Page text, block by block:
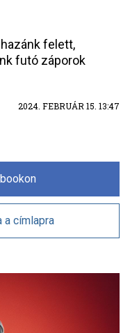
felett,
futó záporok
2024. FEBRUÁR 15. 13:47
a címlapra